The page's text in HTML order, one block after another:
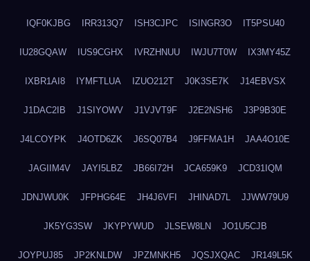
IQF0KJBG IRR313Q7 ISH3CJPC ISINGR3O IT5PSU40
IU28GQAW IUS9CGHX IVRZHNUU IWJU7T0W IX3MY45Z
IXBR1AI8 IYMFTLUA IZUO212T J0K3SE7K J14EBVSX
J1DAC2IB J1SIYOWV J1VJVT9F J2E2NSH6 J3P9B30E
J4LCOYPK J4OTD6ZK J6SQ07B4 J9FFMA1H JAA4O10E
JAGIIM4V JAYI5LBZ JB66I72H JCA659K9 JCD31IQM
JDNJWU0K JFPHG64E JH4J6VFI JHINAD7L JJWW79U9
JK5YG3SW JKYPYWUD JLSEW8LN JO1U5CJB
JOYPUJ85 JP2KNLDW JPZMNKH5 JQSJXQAC JR149L5K